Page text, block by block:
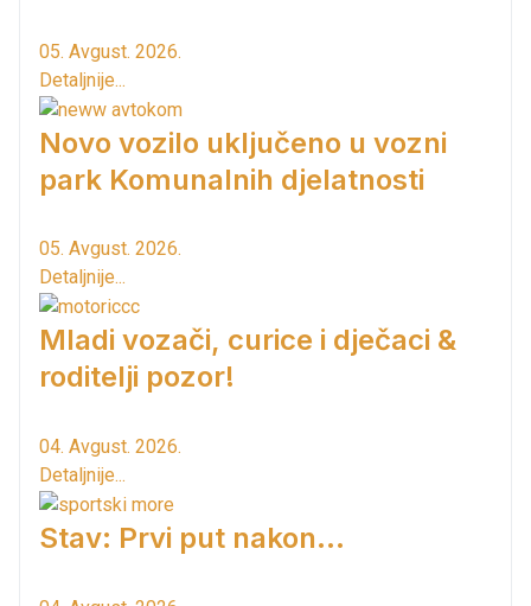
05. Avgust. 2026.
Detaljnije...
Novo vozilo uključeno u vozni
park Komunalnih djelatnosti
05. Avgust. 2026.
Detaljnije...
Mladi vozači, curice i dječaci &
roditelji pozor!
04. Avgust. 2026.
Detaljnije...
Stav: Prvi put nakon…